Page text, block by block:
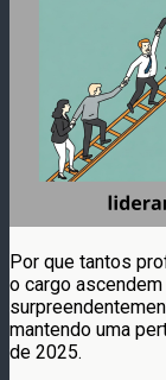
Por que tantos
o cargo
mantendo uma
de 2025.